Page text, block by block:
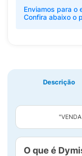
Enviamos para o
Confira abaixo o
Descrição
O que é